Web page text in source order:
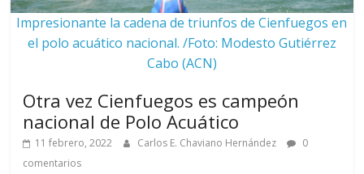
Impresionante la cadena de triunfos de Cienfuegos en
el polo acuático nacional. /Foto: Modesto Gutiérrez
Cabo (ACN)
Otra vez Cienfuegos es campeón
nacional de Polo Acuático
11 febrero, 2022 Carlos E. Chaviano Hernández
0
comentarios